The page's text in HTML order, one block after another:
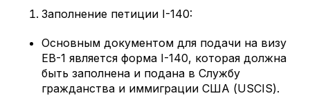
Заполнение петиции I-140:
Основным документом для подачи на визу
EB-1 является форма I-140, которая должна
быть заполнена и подана в Службу
гражданства и иммиграции США (USCIS).